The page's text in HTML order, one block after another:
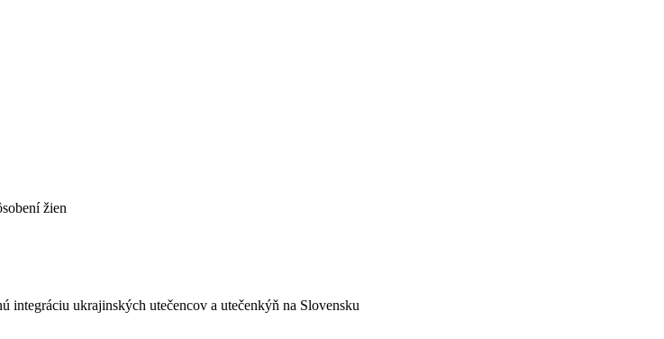
žien
integráciu ukrajinských utečencov a utečenkýň na Slovensku